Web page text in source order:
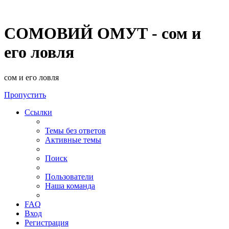
СОМОВИЙ ОМУТ - сом и
его ловля
сом и его ловля
Пропустить
Ссылки
Темы без ответов
Активные темы
Поиск
Пользователи
Наша команда
FAQ
Вход
Регистрация